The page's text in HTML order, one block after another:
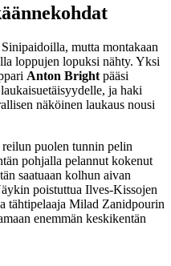
mutta montakaan
loppujen lopuksi nähty. Yksi
Anton Bright pääsi
ja haki
näköinen laukaus nousi
puolen tunnin pelin
pohjalla pelannut kokenut
saatuaan kolhun aivan
poistuttua Ilves-Kissojen
tähtipelaaja Milad Zanidpourin
enemmän keskikentän